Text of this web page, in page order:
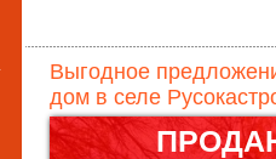
Выгодное
дом в селе